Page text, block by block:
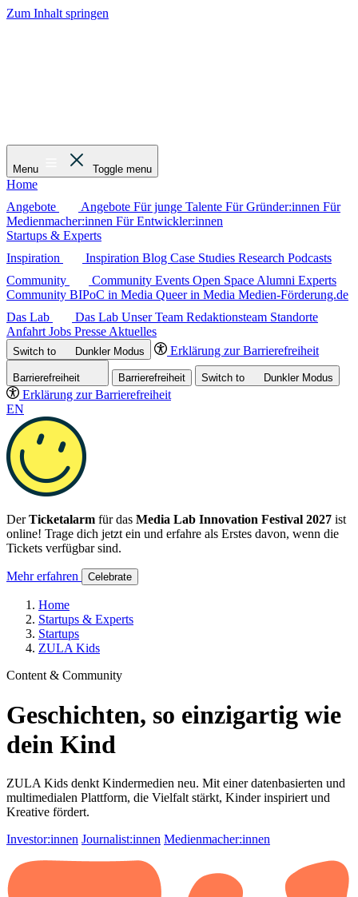
Zum Inhalt springen
Menu Toggle menu
Home
Angebote
Angebote Für junge Talente Für Gründer:innen Für
Medienmacher:innen Für Entwickler:innen
Startups & Experts
Inspiration
Inspiration Blog Case Studies Research Podcasts
Community
Community Events Open Space Alumni Experts
Community BIPoC in Media Queer in Media Medien-Förderung.de
Das Lab
Das Lab Unser Team Redaktionsteam Standorte
Anfahrt Jobs Presse Aktuelles
Switch to DunklerModus Erklärung zur Barrierefreiheit
Barrierefreiheit Barrierefreiheit Switch to DunklerModus
Erklärung zur Barrierefreiheit
EN
DerTicketalarm für das Media Lab Innovation Festival 2027 ist
online! Trage dich jetzt ein und erfahre als Erstes davon, wenn die
Tickets verfügbar sind.
Mehr erfahren Celebrate
Home
Startups & Experts
Startups
ZULA Kids
Content & Community
Geschichten, so einzigartig wie
dein Kind
ZULA Kids denkt Kindermedien neu. Mit einer datenbasierten und
multimedialen Plattform, die Vielfalt stärkt, Kinder inspiriert und
Kreative fördert.
Investor:innen Journalist:innen Medienmacher:innen